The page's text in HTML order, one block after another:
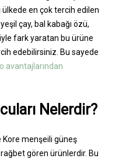
ülkede en çok tercih edilen
çay, bal kabağı özü,
fark yaratan bu ürüne
edebilirsiniz. Bu sayede
avantajlarından
Nelerdir?
menşeili güneş
gören ürünlerdir. Bu